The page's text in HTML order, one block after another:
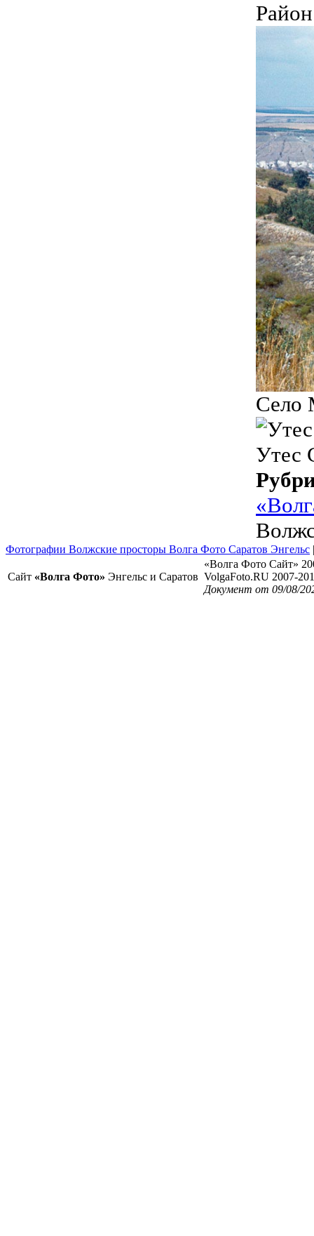
Село
Утес
Фотографии Волжские просторы Волга Фото Саратов Энгельс
Сайт «Волга Фото» Энгельс и Саратов
«Волга Фото Сайт»
VolgaFoto.RU 2007-
Документ от 09/08/